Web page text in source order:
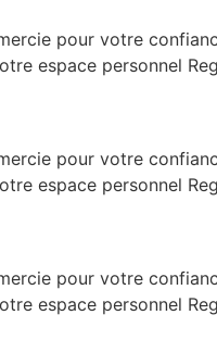
pour votre
espace personnel
pour votre
espace personnel
pour votre
espace personnel